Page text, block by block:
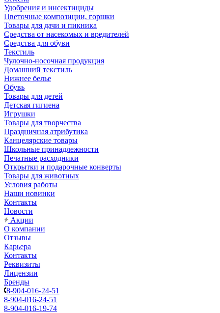
Удобрения и инсектициды
Цветочные композиции, горшки
Товары для дачи и пикника
Средства от насекомых и вредителей
Средства для обуви
Текстиль
Чулочно-носочная продукция
Домашний текстиль
Нижнее белье
Обувь
Товары для детей
Детская гигиена
Игрушки
Товары для творчества
Праздничная атрибутика
Канцелярские товары
Школьные принадлежности
Печатные расходники
Открытки и подарочные конверты
Товары для животных
Условия работы
Наши новинки
Контакты
Новости
Акции
О компании
Отзывы
Карьера
Контакты
Реквизиты
Лицензии
Бренды
8-904-016-24-51
8-904-016-24-51
8-904-016-19-74